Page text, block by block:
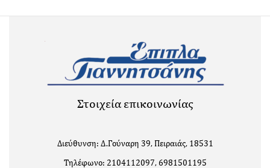
Στοιχεία επικοινωνίας
Διεύθυνση: Δ.Γούναρη 39, Πειραιάς, 18531
Τηλέφωνο: 2104112097, 6981501195